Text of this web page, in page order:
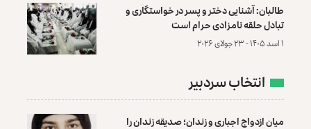
طالبان: آشنایی دختر و پسر در خواستگاری و
تبادل حلقه نامزادی حرام است
۱ اسد ۱۴۰۵ - ۲۳ جولای ۲۰۲۶
انتخاب سردبیر
میان ازدواج اجباری و زندان؛ صدیقه زندان را